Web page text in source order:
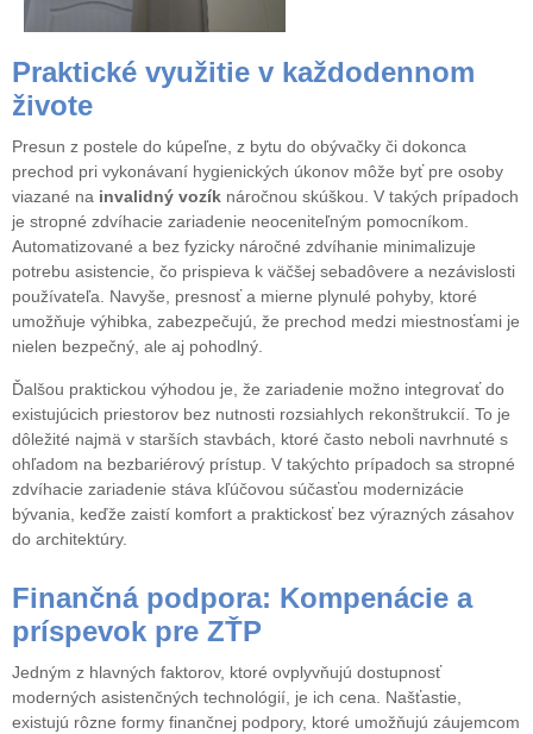
Praktické využitie v každodennom
živote
Presun z postele do kúpeľne, z bytu do obývačky či dokonca
prechod pri vykonávaní hygienických úkonov môže byť pre osoby
viazané na invalidný vozík náročnou skúškou. V takých prípadoch
je stropné zdvíhacie zariadenie neoceniteľným pomocníkom.
Automatizované a bez fyzicky náročné zdvíhanie minimalizuje
potrebu asistencie, čo prispieva k väčšej sebadôvere a nezávislosti
používateľa. Navyše, presnosť a mierne plynulé pohyby, ktoré
umožňuje výhibka, zabezpečujú, že prechod medzi miestnosťami je
nielen bezpečný, ale aj pohodlný.
Ďalšou praktickou výhodou je, že zariadenie možno integrovať do
existujúcich priestorov bez nutnosti rozsiahlych rekonštrukcií. To je
dôležité najmä v starších stavbách, ktoré často neboli navrhnuté s
ohľadom na bezbariérový prístup. V takýchto prípadoch sa stropné
zdvíhacie zariadenie stáva kľúčovou súčasťou modernizácie
bývania, keďže zaistí komfort a praktickosť bez výrazných zásahov
do architektúry.
Finančná podpora: Kompenácie a
príspevok pre ZŤP
Jedným z hlavných faktorov, ktoré ovplyvňujú dostupnosť
moderných asistenčných technológií, je ich cena. Našťastie,
existujú rôzne formy finančnej podpory, ktoré umožňujú záujemcom